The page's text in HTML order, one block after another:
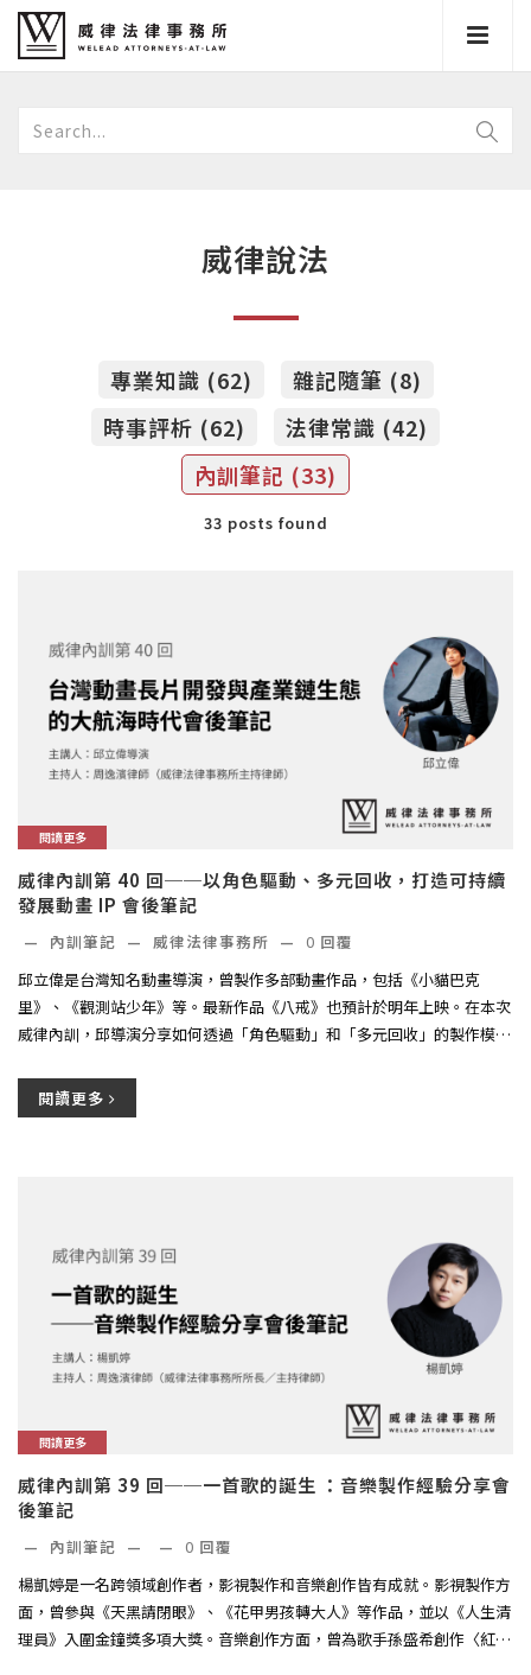
威律說法
專業知識 (62)
雜記隨筆 (8)
時事評析 (62)
法律常識 (42)
內訓筆記 (33)
33 posts found
閱讀更多
威律內訓第 40 回──以角色驅動、多元回收，打造可持續
發展動畫 IP 會後筆記
— 內訓筆記 — 威律法律事務所 — 0 回覆
邱立偉是台灣知名動畫導演，曾製作多部動畫作品，包括《小貓巴克
里》、《觀測站少年》等。最新作品《八戒》也預計於明年上映。在本次
威律內訓，邱導演分享如何透過「角色驅動」和「多元回收」的製作模
閱讀更多
閱讀更多
威律內訓第 39 回──一首歌的誕生 ：音樂製作經驗分享會
後筆記
— 內訓筆記 — — 0 回覆
楊凱婷是一名跨領域創作者，影視製作和音樂創作皆有成就。影視製作方
面，曾參與《天黑請閉眼》、《花甲男孩轉大人》等作品，並以《人生清
理員》入圍金鐘獎多項大獎。音樂創作方面，曾為歌手孫盛希創作〈紅蘋